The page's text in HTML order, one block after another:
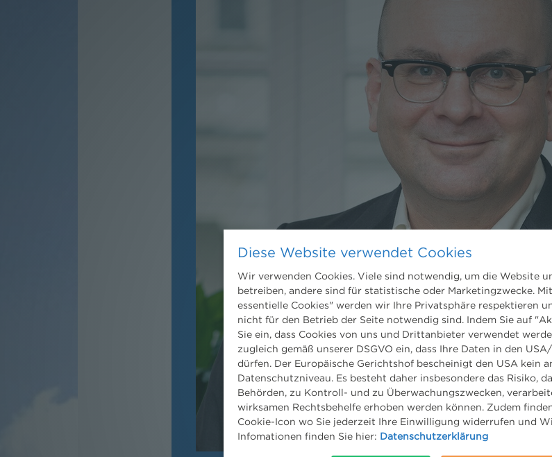
Diese Website verwendet Cookies
Wir verwenden Cookies. Viele sind notwendig, um die Website
betreiben, andere sind für statistische oder Marketingzwecke.
essentielle Cookies" werden wir Ihre Privatsphäre respektieren
nicht für den Betrieb der Seite notwendig sind. Indem Sie auf
Sie ein, dass Cookies von uns und Drittanbieter verwendet
zugleich gemäß unserer DSGVO ein, dass Ihre Daten in den
dürfen. Der Europäische Gerichtshof bescheinigt den USA kein
Datenschutzniveau. Es besteht daher insbesondere das Risiko,
Behörden, zu Kontroll- und zu Überwachungszwecken,
wirksamen Rechtsbehelfe erhoben werden können. Zudem
Cookie-Icon wo Sie jederzeit Ihre Einwilligung widerrufen und
Infomationen finden Sie hier: Datenschutzerklärung